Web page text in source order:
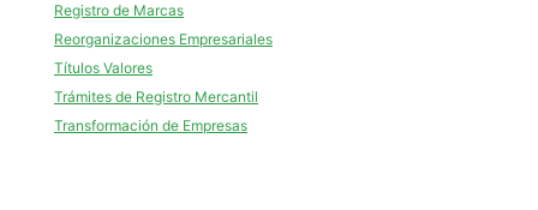
Registro de Marcas
Reorganizaciones Empresariales
Títulos Valores
Trámites de Registro Mercantil
Transformación de Empresas